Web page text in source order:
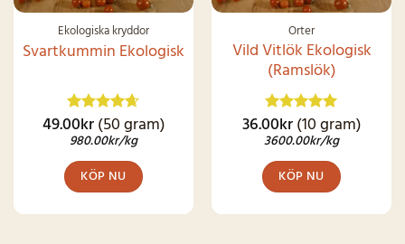
Ekologiska kryddor
Svartkummin Ekologisk
Betygsatt
4.62 av 5
49.00kr(50 gram)
980.00kr/kg
KÖP NU
Örter
Vild Vitlök Ekologisk
(Ramslök)
Betygsatt
4.92av 5
36.00kr(10 gram)
3600.00kr/kg
KÖP NU